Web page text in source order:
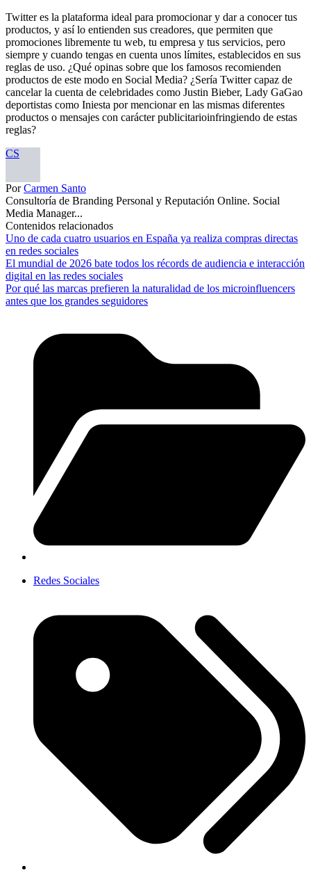
Twitter es la plataforma ideal para promocionar y dar a conocer tus
productos, y así lo entienden sus creadores, que permiten que
promociones libremente tu web, tu empresa y tus servicios, pero
siempre y cuando tengas en cuenta unos límites, establecidos en sus
reglas de uso. ¿Qué opinas sobre que los famosos recomienden
productos de este modo en Social Media? ¿Sería Twitter capaz de
cancelar la cuenta de celebridades como Justin Bieber, Lady GaGao
deportistas como Iniesta por mencionar en las mismas diferentes
productos o mensajes con carácter publicitarioinfringiendo de estas
reglas?
CS
PorCarmen Santo
Consultoría de Branding Personal y Reputación Online. Social
Media Manager...
Contenidos relacionados
Uno de cada cuatro usuarios en España ya realiza compras directas
en redes sociales
El mundial de 2026 bate todos los récords de audiencia e interacción
digital en las redes sociales
Por qué las marcas prefieren la naturalidad de los microinfluencers
antes que los grandes seguidores
Redes Sociales